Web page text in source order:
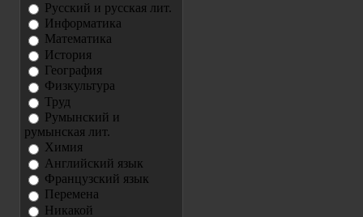
Русский и русская лит.
Информатика
Математика
История
География
Физкультура
Труд
Румынский и
румынская лит.
Химия
Английский язык
Французский язык
Перемена
Никакой